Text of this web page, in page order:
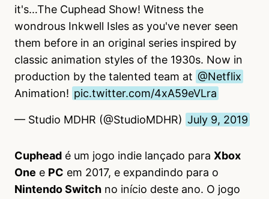
it's…The Cuphead Show! Witness the
wondrous Inkwell Isles as you've never seen
them before in an original series inspired by
classic animation styles of the 1930s. Now in
production by the talented team at @Netflix
Animation! pic.twitter.com/4xA59eVLra
— Studio MDHR (@StudioMDHR) July 9, 2019
Cuphead é um jogo indie lançado para Xbox
One e PC em 2017, e expandindo para o
Nintendo Switch no início deste ano. O jogo